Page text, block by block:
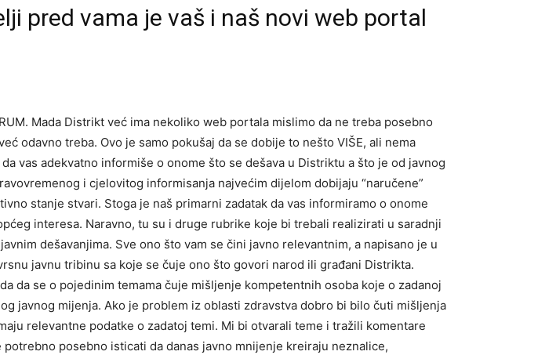
pred vama je vaš i naš novi web portal
Mada Distrikt već ima nekoliko web portala mislimo da ne treba posebno
odavno treba. Ovo je samo pokušaj da se dobije to nešto VIŠE, ali nema
vas adekvatno informiše o onome što se dešava u Distriktu a što je od javnog
i cjelovitog informisanja najvećim dijelom dobijaju “naručene”
stanje stvari. Stoga je naš primarni zadatak da vas informiramo o onome
interesa. Naravno, tu su i druge rubrike koje bi trebali realizirati u saradnji
dešavanjima. Sve ono što vam se čini javno relevantnim, a napisano je u
javnu tribinu sa koje se čuje ono što govori narod ili građani Distrikta.
da se o pojedinim temama čuje mišljenje kompetentnih osoba koje o zadanoj
javnog mijenja. Ako je problem iz oblasti zdravstva dobro bi bilo čuti mišljenja
relevantne podatke o zadatoj temi. Mi bi otvarali teme i tražili komentare
posebno isticati da danas javno mnijenje kreiraju neznalice,